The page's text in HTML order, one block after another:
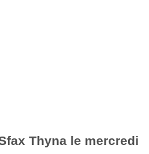
Thyna le mercredi